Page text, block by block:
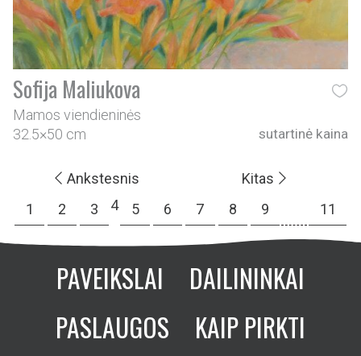
Sofija Maliukova
Mamos viendieninės
32.5×50 cm
sutartinė kaina
Ankstesnis
1
2 3 4 5 6 7 8 9 11
Kitas
PAVEIKSLAI
DAILININKAI
PASLAUGOS
KAIP PIRKTI